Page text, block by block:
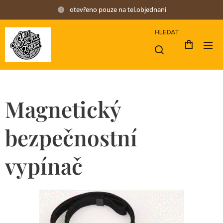
otevřeno pouze na tel.objednani
HLEDAT
Magnetický
bezpečnostní
vypínač